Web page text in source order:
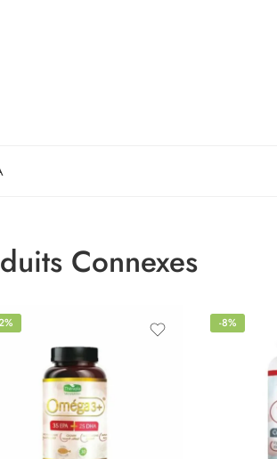
Connexes
-8%